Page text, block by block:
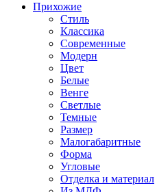
Прихожие
Стиль
Классика
Современные
Модерн
Цвет
Белые
Венге
Светлые
Темные
Размер
Малогабаритные
Форма
Угловые
Отделка и материал